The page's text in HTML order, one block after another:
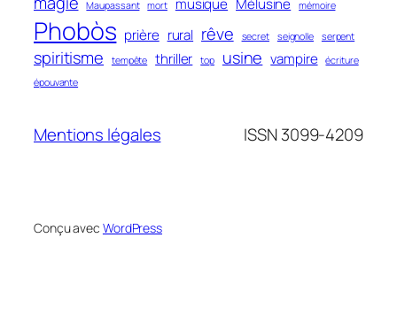
Maupassant mort musique Mélusine mémoire
Phobòs prière rural rêve secret seignolle serpent
spiritisme tempête thriller top usine vampire
écriture
épouvante
Mentions légales ISSN 3099-4209
Conçu avec WordPress